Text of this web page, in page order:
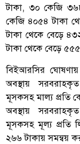
টাকা, ৩০ কেজি
কেজি ৪০৫৪ টাকা
টাকা থেকে বেড়ে
টাকা থেকে বেড়ে
বিইআরসির
অবস্থায়
মূসকসহ মাল্য প্রতি
অবস্থায়
মূসকসহ মূল্য প্রতি
২৬৬ টাকায় সমন্বয়